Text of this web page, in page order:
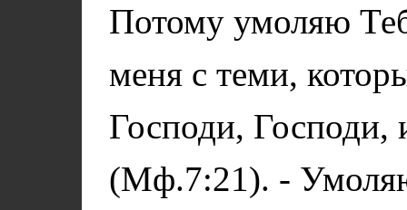
Потому умоляю
меня с теми,
Господи, Господи,
(Мф.7:21). -